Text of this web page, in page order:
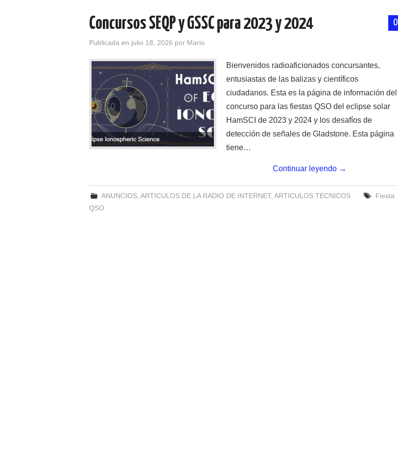
0
Concursos SEQP y GSSC para 2023 y 2024
Publicada en julio 18, 2026 por Mario
Bienvenidos radioaficionados concursantes,
entusiastas de las balizas y científicos
ciudadanos. Esta es la página de información del
concurso para las fiestas QSO del eclipse solar
HamSCI de 2023 y 2024 y los desafíos de
detección de señales de Gladstone. Esta página
tiene…
Continuar leyendo →
ANUNCIOS ,ARTICULOS DE LA RADIO DE INTERNET,ARTICULOS TECNICOS
Fiesta
QSO